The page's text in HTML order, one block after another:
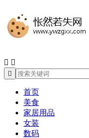
 

首页
美食
家居用品
女装
数码